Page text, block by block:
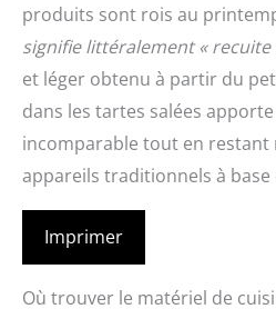
produits sont rois au
signifie littéralement « recuite
et léger obtenu à partir du
dans les tartes salées
incomparable tout en restant
appareils traditionnels à
Imprimer
Où trouver le matériel de